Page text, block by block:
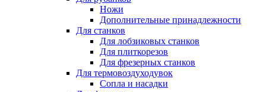
Ножи
Дополнительные принадлежности
Для станков
Для лобзиковых станков
Для плиткорезов
Для фрезерных станков
Для термовоздуходувок
Сопла и насадки